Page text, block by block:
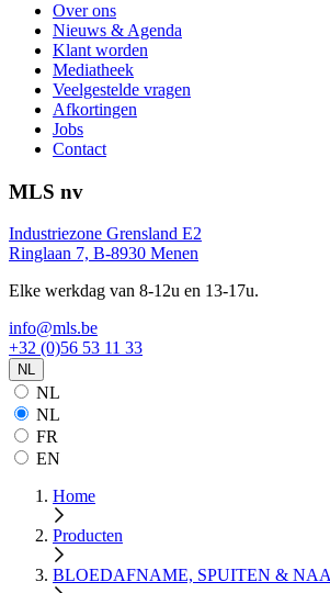
Over ons
Nieuws & Agenda
Klant worden
Mediatheek
Veelgestelde vragen
Afkortingen
Jobs
Contact
MLS nv
Industriezone Grensland E2
Ringlaan 7, B-8930 Menen
Elke werkdag van 8-12u en 13-17u.
info@mls.be
+32 (0)56 53 11 33
NL
NL
NL
FR
EN
Home
Producten
BLOEDAFNAME, SPUITEN &